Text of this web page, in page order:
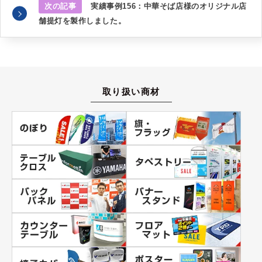
次の記事
実績事例156：中華そば店様のオリジナル店
舗提灯を製作しました。
取り扱い商材